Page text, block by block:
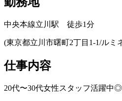
中央本線立川駅 徒歩1分
(東京都立川市曙町2丁目1-1/ルミ
仕事内容
20代〜30代女性スタッフ活躍中◎